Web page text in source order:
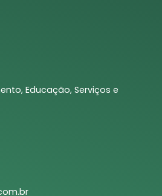
Educação, Serviços e